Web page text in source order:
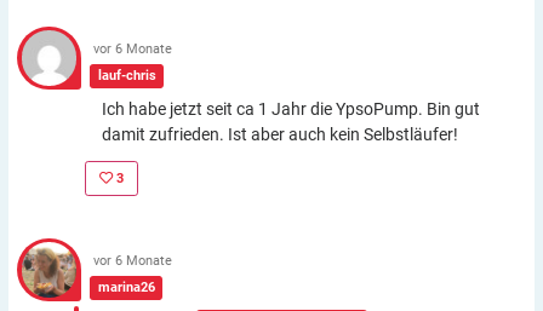
lauf-chris
vor 6 Monate
Ich habe jetzt seit ca 1 Jahr die YpsoPump. Bin gut
damit zufrieden. Ist aber auch kein Selbstläufer!
3
marina26
vor 6 Monate